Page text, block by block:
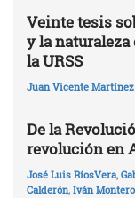
Veinte tesis
y la naturaleza
la URSS
Juan Vicente
De la
revolución en
José Luis RíosVera,
Calderón, Iván Montero